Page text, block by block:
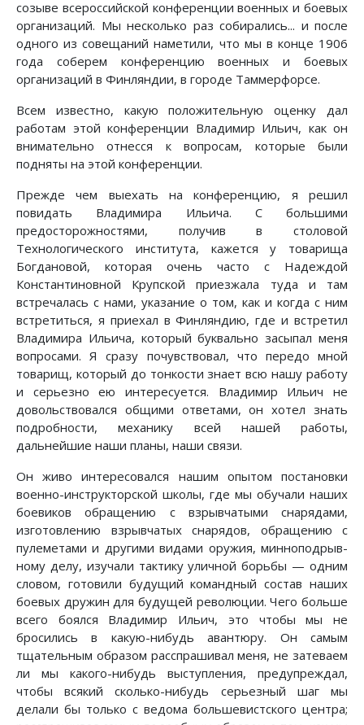
созыве всероссийской конференции военных и боевых
организаций. Мы несколько раз собирались... и после
одного из совещаний наметили, что мы в конце 1906
года соберем конференцию военных и боевых
организаций в Финляндии, в городе Таммерфорсе.
Всем известно, какую положительную оценку дал
работам этой конференции Владимир Ильич, как он
внимательно отнесся к вопросам, которые были
подняты на этой конференции.
Прежде чем выехать на конференцию, я решил
повидать Владимира Ильича. С большими
предосторожностями, получив в столовой
Технологического института, кажется у товарища
Богдановой, которая очень часто с Надеждой
Константиновной Крупской приезжала туда и там
встречалась с нами, указание о том, как и когда с ним
встретиться, я приехал в Финляндию, где и встретил
Владимира Ильича, который буквально засыпал меня
вопросами. Я сразу почувствовал, что передо мной
товарищ, который до тонкости знает всю нашу работу
и серьезно ею интересуется. Владимир Ильич не
довольствовался общими ответами, он хотел знать
подробности, механику всей нашей работы,
дальнейшие наши планы, наши связи.
Он живо интересовался нашим опытом постановки
военно-инструкторской школы, где мы обучали наших
боевиков обращению с взрывчатыми снарядами,
изготовлению взрывчатых снарядов, обращению с
пулеметами и другими видами оружия, минноподрыв-
ному делу, изучали тактику уличной борьбы — одним
словом, готовили будущий командный состав наших
боевых дружин для будущей революции. Чего больше
всего боялся Владимир Ильич, это чтобы мы не
бросились в какую-нибудь авантюру. Он самым
тщательным образом расспрашивал меня, не затеваем
ли мы какого-нибудь выступления, предупреждал,
чтобы всякий сколько-нибудь серьезный шаг мы
делали бы только с ведома большевистского центра;